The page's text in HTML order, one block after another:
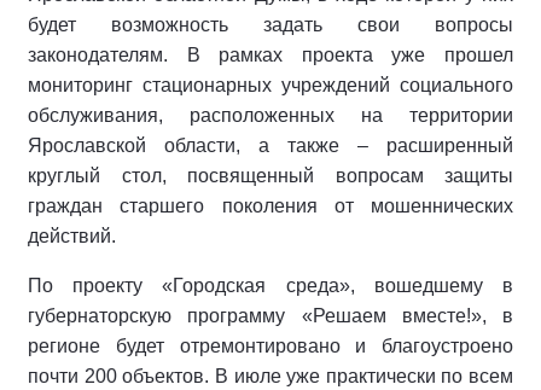
будет возможность задать свои вопросы
законодателям. В рамках проекта уже прошел
мониторинг стационарных учреждений социального
обслуживания, расположенных на территории
Ярославской области, а также – расширенный
круглый стол, посвященный вопросам защиты
граждан старшего поколения от мошеннических
действий.
По проекту «Городская среда», вошедшему в
губернаторскую программу «Решаем вместе!», в
регионе будет отремонтировано и благоустроено
почти 200 объектов. В июле уже практически по всем